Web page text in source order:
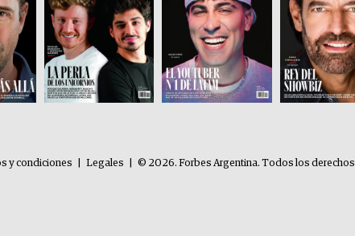
y condiciones Legales
© 2026. Forbes Argentina. Todos los derechos